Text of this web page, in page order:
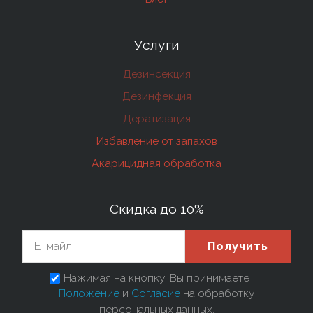
Услуги
Дезинсекция
Дезинфекция
Дератизация
Избавление от запахов
Акарицидная обработка
Скидка до 10%
Получить
Нажимая на кнопку, Вы принимаете
Положение и Согласие на обработку
персональных данных.